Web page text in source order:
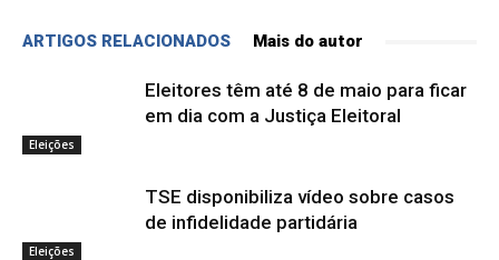
ARTIGOS RELACIONADOS Mais do autor
Eleições
Eleitores têm até 8 de maio para ficar
em dia com a Justiça Eleitoral
Eleições
TSE disponibiliza vídeo sobre casos
de infidelidade partidária